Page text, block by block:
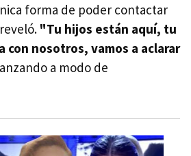
forma de poder contactar
"Tu hijos están aquí, tu
con nosotros, vamos a aclarar
a modo de